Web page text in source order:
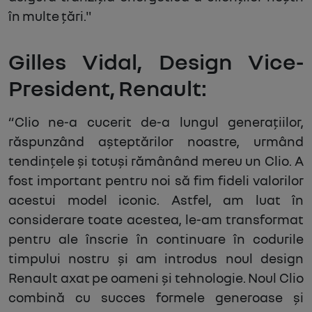
în multe țări."
Gilles Vidal, Design Vice-
President, Renault:
“Clio ne-a cucerit de-a lungul generațiilor,
răspunzând așteptărilor noastre, urmând
tendințele și totuși rămânând mereu un Clio. A
fost important pentru noi să fim fideli valorilor
acestui model iconic. Astfel, am luat în
considerare toate acestea, le-am transformat
pentru ale înscrie în continuare în codurile
timpului nostru și am introdus noul design
Renault axat pe oameni și tehnologie. Noul Clio
combină cu succes formele generoase și